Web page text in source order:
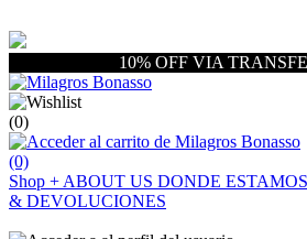
10% OFF VIA
(0)
(0)
Shop + ABOUT US DONDE ESTAMOS
& DEVOLUCIONES